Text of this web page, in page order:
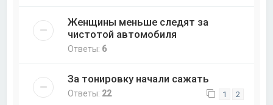
Женщины меньше следят за
чистотой автомобиля
Ответы: 6
За тонировку начали сажать
Ответы: 22 1 2